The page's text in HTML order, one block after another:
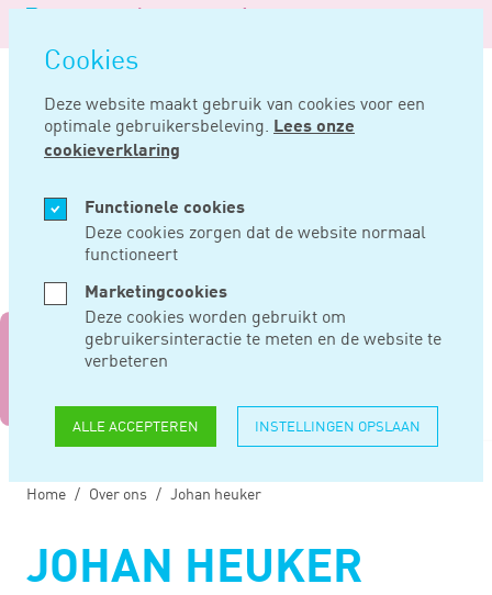
overslaan
Cookies
Deze website maakt gebruik van cookies voor een
optimale gebruikersbeleving. Lees onze
cookieverklaring
Functionele cookies
Deze cookies zorgen dat de website normaal
functioneert
Marketingcookies
Deze cookies worden gebruikt om
gebruikersinteractie te meten en de website te
verbeteren
ALLE ACCEPTEREN INSTELLINGEN OPSLAAN
Logo
Noord
Negentig
‘24/7 bereikbaar: alsof
het om mijn eigen
Home Over ons Johan heuker
JOHAN HEUKER